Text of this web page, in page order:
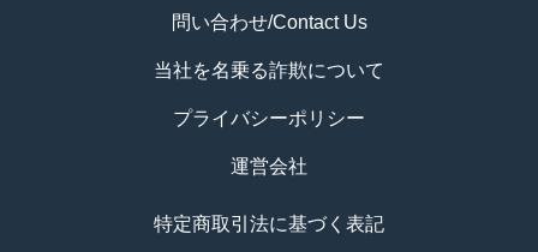
問い合わせ/Contact Us
当社を名乗る詐欺について
プライバシーポリシー
運営会社
特定商取引法に基づく表記